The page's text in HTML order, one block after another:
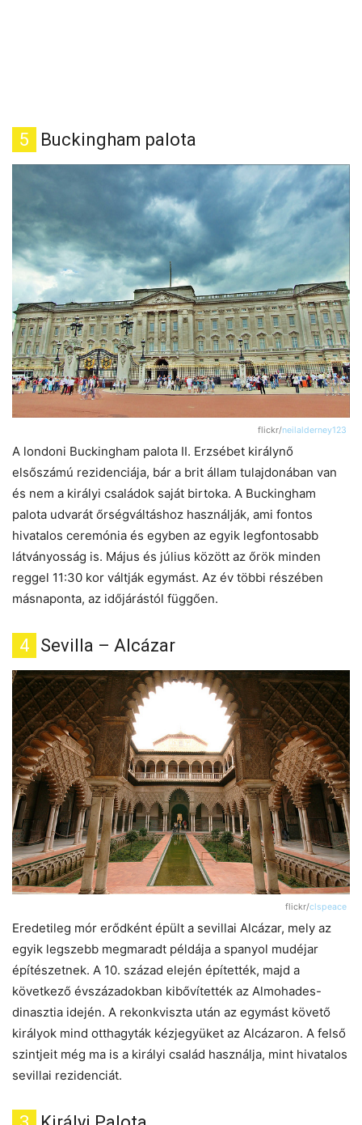
5 Buckingham palota
flickr/neilalderney123
A londoni Buckingham palota II. Erzsébet királynő
elsőszámú rezidenciája, bár a brit állam tulajdonában van
és nem a királyi családok saját birtoka. A Buckingham
palota udvarát őrségváltáshoz használják, ami fontos
hivatalos ceremónia és egyben az egyik legfontosabb
látványosság is. Május és július között az őrök minden
reggel 11:30 kor váltják egymást. Az év többi részében
másnaponta, az időjárástól függően.
4 Sevilla – Alcázar
flickr/clspeace
Eredetileg mór erődként épült a sevillai Alcázar, mely az
egyik legszebb megmaradt példája a spanyol mudéjar
építészetnek. A 10. század elején építették, majd a
következő évszázadokban kibővítették az Almohades-
dinasztia idején. A rekonkviszta után az egymást követő
királyok mind otthagyták kézjegyüket az Alcázaron. A felső
szintjeit még ma is a királyi család használja, mint hivatalos
sevillai rezidenciát.